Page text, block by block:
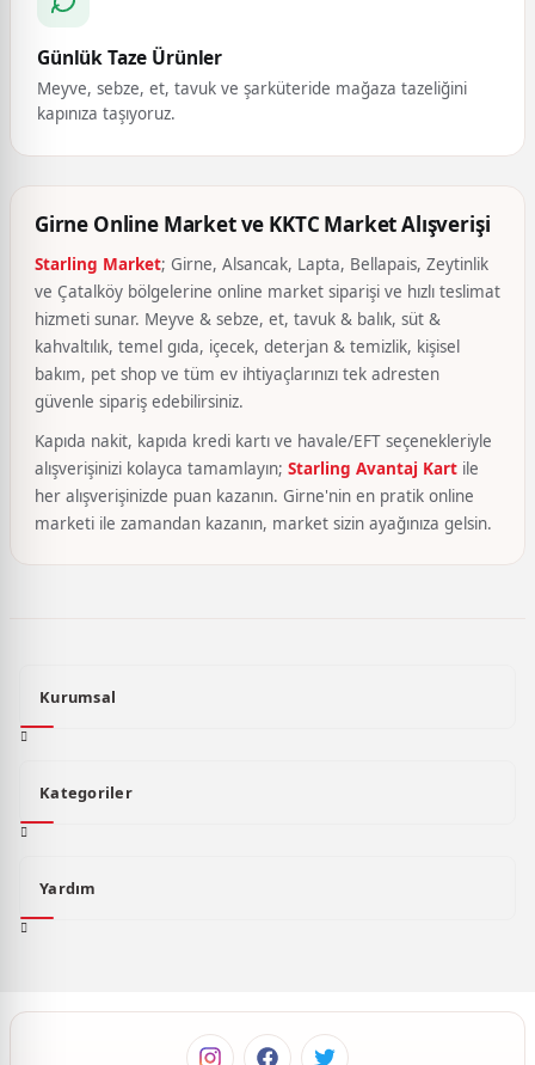
Günlük Taze Ürünler
Meyve, sebze, et, tavuk ve şarküteride mağaza tazeliğini
kapınıza taşıyoruz.
Girne Online Market ve KKTC Market Alışverişi
Starling Market; Girne, Alsancak, Lapta, Bellapais, Zeytinlik
ve Çatalköy bölgelerine online market siparişi ve hızlı teslimat
hizmeti sunar. Meyve & sebze, et, tavuk & balık, süt &
kahvaltılık, temel gıda, içecek, deterjan & temizlik, kişisel
bakım, pet shop ve tüm ev ihtiyaçlarınızı tek adresten
güvenle sipariş edebilirsiniz.
Kapıda nakit, kapıda kredi kartı ve havale/EFT seçenekleriyle
alışverişinizi kolayca tamamlayın; Starling Avantaj Kart ile
her alışverişinizde puan kazanın. Girne'nin en pratik online
marketi ile zamandan kazanın, market sizin ayağınıza gelsin.
Kurumsal
Kategoriler
Yardım